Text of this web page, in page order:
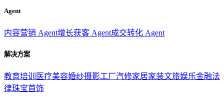
Agent
内容营销 Agent增长获客 Agent成交转化 Agent
解决方案
教育培训 医疗美容婚纱摄影工厂汽修家居家装文旅娱乐金融法
律珠宝首饰